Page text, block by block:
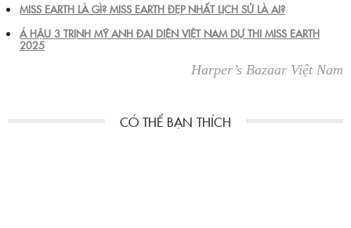
MISS EARTH LÀ GÌ? MISS EARTH ĐẸP NHẤT LỊCH SỬ LÀ AI?
Á HẬU 3 TRỊNH MỸ ANH ĐẠI DIỆN VIỆT NAM DỰ THI MISS EARTH
2025
Harper’s Bazaar Việt Nam